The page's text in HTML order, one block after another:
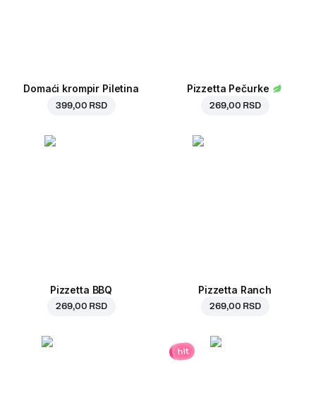
Domaći krompir Piletina
399,00 RSD
Pizzetta Pečurke
269,00 RSD
Pizzetta BBQ
269,00 RSD
Pizzetta Ranch
269,00 RSD
hit